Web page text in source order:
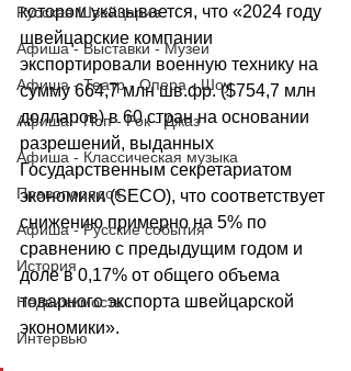
Русская Швейцария
Афиша - Выставки - Музеи
Афиша - Театр - Опера - Шоу
Афиша - Поп - Рок - Джаз
Афиша - Классическая музыка
Правопорядок
Афиша - Русские события
История
Недвижимость
Интервью
котором указывается, что «2024 году
швейцарские компании
экспортировали военную технику на
сумму 664,7 млн шв.фр. ($754,7 млн
долларов) в 60 стран на основании
разрешений, выданных
Государственным секретариатом
экономики (SECO), что соответствует
снижению примерно на 5% по
сравнению с предыдущим годом и
доле в 0,17% от общего объема
товарного экспорта швейцарской
экономики».